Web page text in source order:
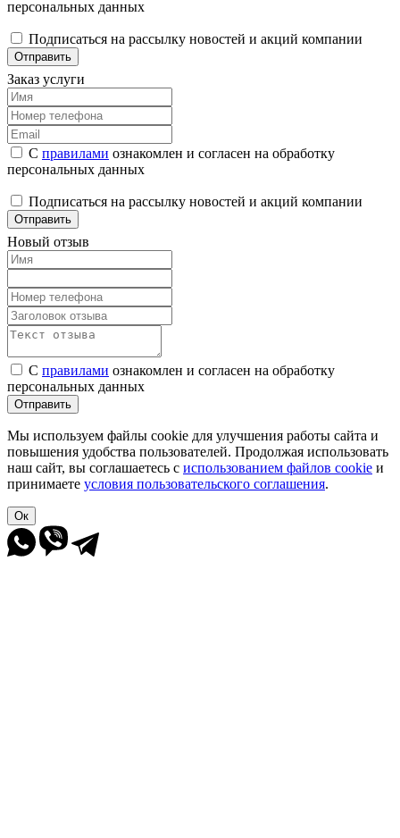
персональных данных
Подписаться на рассылку новостей и акций компании
Отправить
Заказ услуги
С правилами ознакомлен и согласен на обработку
персональных данных
Подписаться на рассылку новостей и акций компании
Отправить
Новый отзыв
С правилами ознакомлен и согласен на обработку
персональных данных
Отправить
Мы используем файлы cookie для улучшения работы сайта и
повышения удобства пользователей. Продолжая использовать
наш сайт, вы соглашаетесь с использованием файлов cookie и
принимаете условия пользовательского соглашения.
Ок